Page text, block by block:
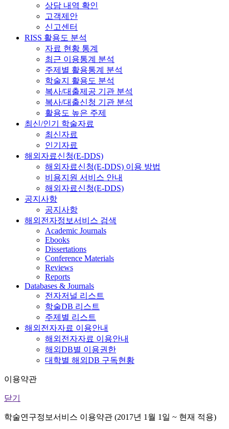
상담 내역 확인
고객제안
신고센터
RISS 활용도 분석
자료 현황 통계
최근 이용통계 분석
주제별 활용통계 분석
학술지 활용도 분석
복사/대출제공 기관 분석
복사/대출신청 기관 분석
활용도 높은 주제
최신/인기 학술자료
최신자료
인기자료
해외자료신청(E-DDS)
해외자료신청(E-DDS) 이용 방법
비용지원 서비스 안내
해외자료신청(E-DDS)
공지사항
공지사항
해외전자정보서비스 검색
Academic Journals
Ebooks
Dissertations
Conference Materials
Reviews
Reports
Databases & Journals
전자저널 리스트
학술DB 리스트
주제별 리스트
해외전자자료 이용안내
해외전자자료 이용안내
해외DB별 이용권한
대학별 해외DB 구독현황
이용약관
닫기
학술연구정보서비스 이용약관 (2017년 1월 1일 ~ 현재 적용)